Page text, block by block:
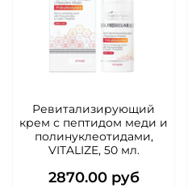
Ревитализирующий
крем с пептидом меди и
полинуклеотидами,
VITALIZE, 50 мл.
2870.00 руб